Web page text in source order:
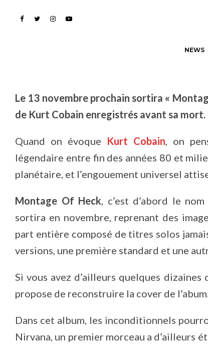
NEWS
Cobain !
Le 13 novembre prochain sortira «
de Kurt Cobain enregistrés avant sa
Quand on évoque Kurt Cobain, on
légendaire entre fin des années 80 et
planétaire, et l’engouement universel
Montage Of Heck, c’est d’abord le nom
sortira en novembre, reprenant des
part entière composé de titres solos
versions, une première standard et une
Si vous avez d’ailleurs quelques
propose de reconstruire la cover de
Dans cet album, les inconditionnels
Nirvana, un premier morceau a d’ailleurs